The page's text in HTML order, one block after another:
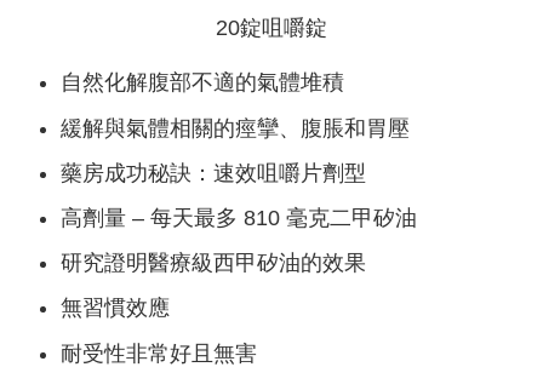
20錠咀嚼錠
自然化解腹部不適的氣體堆積
緩解與氣體相關的痙攣、腹脹和胃壓
藥房成功秘訣：速效咀嚼片劑型
高劑量 – 每天最多 810 毫克二甲矽油
研究證明醫療級西甲矽油的效果
無習慣效應
耐受性非常好且無害